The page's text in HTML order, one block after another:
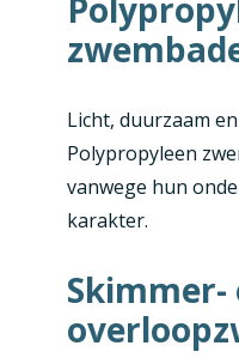
Licht, duurzaam
Polypropyleen
vanwege hun
karakter.
Skimmer-